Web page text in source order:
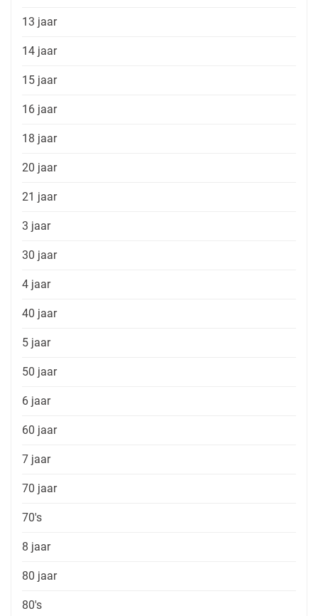
13 jaar
14 jaar
15 jaar
16 jaar
18 jaar
20 jaar
21 jaar
3 jaar
30 jaar
4 jaar
40 jaar
5 jaar
50 jaar
6 jaar
60 jaar
7 jaar
70 jaar
70's
8 jaar
80 jaar
80's